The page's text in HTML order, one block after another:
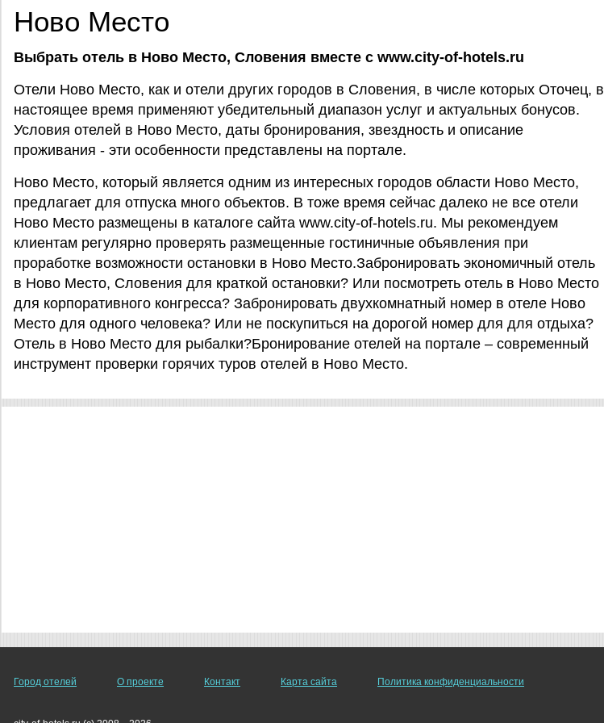
Ново Место
Выбрать отель в Ново Место, Словения вместе с www.city-of-hotels.ru
Отели Ново Место, как и отели других городов в Словения, в числе которых Оточец, в
настоящее время применяют убедительный диапазон услуг и актуальных бонусов.
Условия отелей в Ново Место, даты бронирования, звездность и описание
проживания - эти особенности представлены на портале.
Ново Место, который является одним из интересных городов области Ново Место,
предлагает для отпуска много объектов. В тоже время сейчас далеко не все отели
Ново Место размещены в каталоге сайта www.city-of-hotels.ru. Мы рекомендуем
клиентам регулярно проверять размещенные гостиничные объявления при
проработке возможности остановки в Ново Место.Забронировать экономичный отель
в Ново Место, Словения для краткой остановки? Или посмотреть отель в Ново Место
для корпоративного конгресса? Забронировать двухкомнатный номер в отеле Ново
Место для одного человека? Или не поскупиться на дорогой номер для для отдыха?
Отель в Ново Место для рыбалки?Бронирование отелей на портале – современный
инструмент проверки горячих туров отелей в Ново Место.
Город отелей О проекте Контакт Карта сайта Политика конфиденциальности